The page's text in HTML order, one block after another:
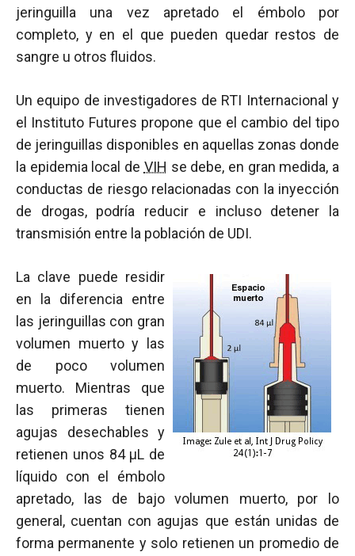
jeringuilla una vez apretado el émbolo por
completo, y en el que pueden quedar restos de
sangre u otros fluidos.
Un equipo de investigadores de RTI Internacional y
el Instituto Futures propone que el cambio del tipo
de jeringuillas disponibles en aquellas zonas donde
la epidemia local de VIH se debe, en gran medida, a
conductas de riesgo relacionadas con la inyección
de drogas, podría reducir e incluso detener la
transmisión entre la población de UDI.
La clave puede residir
en la diferencia entre
las jeringuillas con gran
volumen muerto y las
de poco volumen
muerto. Mientras que
las primeras tienen
agujas desechables y
retienen unos 84 µL de
líquido con el émbolo
apretado, las de bajo volumen muerto, por lo
general, cuentan con agujas que están unidas de
forma permanente y solo retienen un promedio de